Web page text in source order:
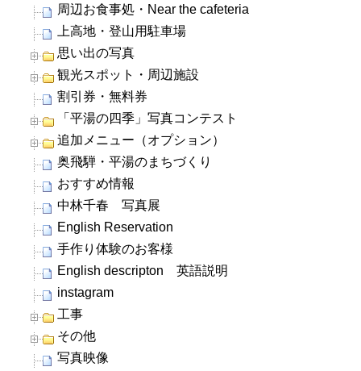
周辺お食事処・Near the cafeteria
上高地・登山用駐車場
思い出の写真
観光スポット・周辺施設
割引券・無料券
「平湯の四季」写真コンテスト
追加メニュー（オプション）
奥飛騨・平湯のまちづくり
おすすめ情報
中林千春 写真展
English Reservation
手作り体験のお客様
English descripton 英語説明
instagram
工事
その他
写真映像